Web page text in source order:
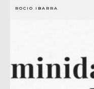
ROCIO IBARRA